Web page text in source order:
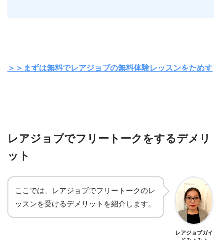
＞＞まずは無料でレアジョブの無料体験レッスンをためす
レアジョブでフリートークをするデメリ
ット
ここでは、レアジョブでフリートークのレ
ッスンを受けるデメリットを紹介します。
レアジョブガイ